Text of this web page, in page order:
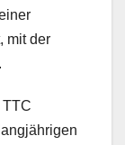
mit der
TTC